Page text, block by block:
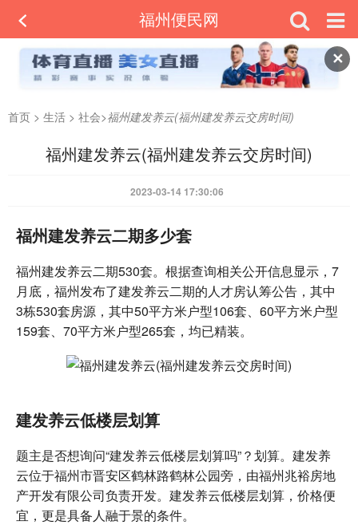
✕
福州便民网
首页 > 生活 > 社会>福州建发养云(福州建发养云交房时间)
福州建发养云(福州建发养云交房时间)
2023-03-14 17:30:06
福州建发养云二期多少套
福州建发养云二期530套。根据查询相关公开信息显示，7
月底，福州发布了建发养云二期的人才房认筹公告，其中
3栋530套房源，其中50平方米户型106套、60平方米户型
159套、70平方米户型265套，均已精装。
建发养云低楼层划算
题主是否想询问“建发养云低楼层划算吗”？划算。建发养
云位于福州市晋安区鹤林路鹤林公园旁，由福州兆裕房地
产开发有限公司负责开发。建发养云低楼层划算，价格便
宜，更是具备人融于景的条件。